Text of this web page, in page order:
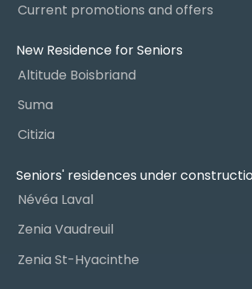
Current promotions and offers
New Residence for Seniors
Altitude Boisbriand
Suma
Citizia
Seniors' residences under
Névéa Laval
Zenia Vaudreuil
Zenia St-Hyacinthe